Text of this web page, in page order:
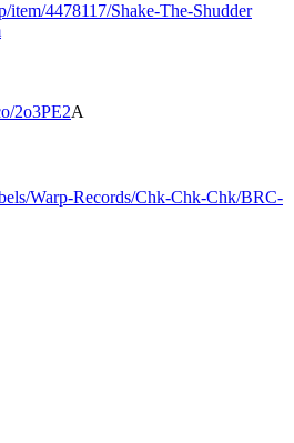
item/4478117/Shake-The-Shudder
2o3PE2A
Warp-Records/Chk-Chk-Chk/BRC-